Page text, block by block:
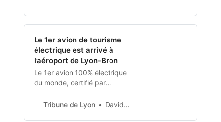
Le 1er avion de tourisme
électrique est arrivé à
l’aéroport de Lyon-Bron
Le 1er avion 100% électrique
du monde, certifié par
sécurité aérienne, a été
Tribune de Lyon David Gossart